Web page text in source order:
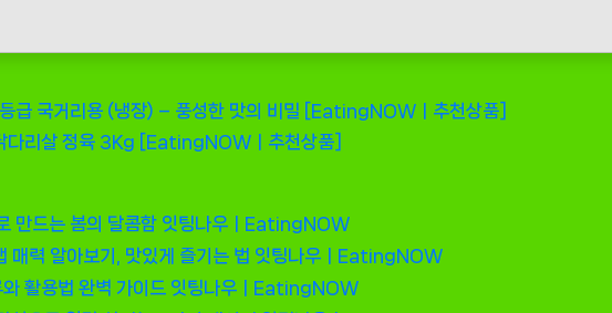
급 국거리용 (냉장) – 풍성한 맛의 비밀 [EatingNOWㅣ추천상품]
다리살 정육 3Kg [EatingNOWㅣ추천상품]
만드는 봄의 달콤함 잇팅나우ㅣEatingNOW
매력 알아보기, 맛있게 즐기는 법 잇팅나우ㅣEatingNOW
활용법 완벽 가이드 잇팅나우ㅣEatingNOW